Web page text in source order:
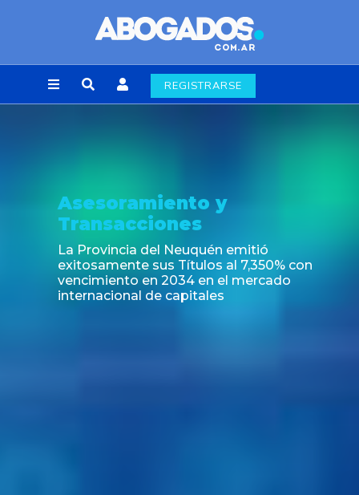
REGISTRARSE
Noticia
Nuevas regulaciones de la industria
alimenticia emergentes del Decreto
697/2026